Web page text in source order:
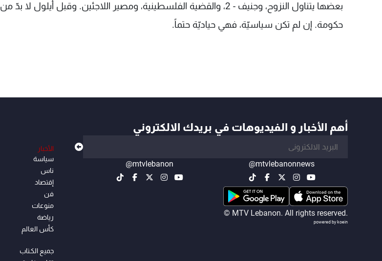
بعضها يتناول النزوح، وجنيف - 2، والقضية الفلسطينية، ومصير اللاجئين. وقبل أيلول لا بدّ من
حكومة. إن لم تكن سياسيّة، فهي حياديّة حتماً.
أهم الأخبار و الفيديوهات في بريدك الالكتروني
@mtvlebanonnews
@mtvlebanon
© MTV Lebanon. All rights reserved.
powered by koein
الأخبار
سياسة
ناس
إقتصاد
فن
منوعات
رياضة
كأس العالم
جميع الكـتاب